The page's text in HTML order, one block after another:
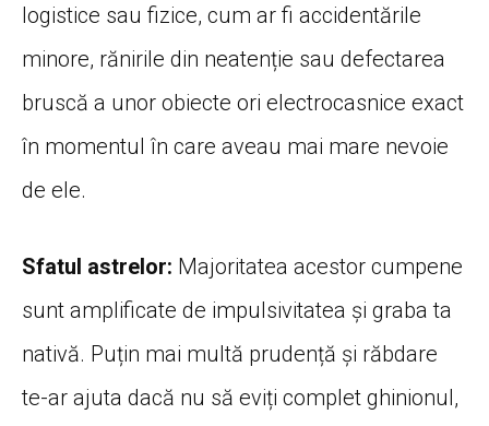
logistice sau fizice, cum ar fi accidentările
minore, rănirile din neatenție sau defectarea
bruscă a unor obiecte ori electrocasnice exact
în momentul în care aveau mai mare nevoie
de ele.
Sfatul astrelor: Majoritatea acestor cumpene
sunt amplificate de impulsivitatea și graba ta
nativă. Puțin mai multă prudență și răbdare
te-ar ajuta dacă nu să eviți complet ghinionul,